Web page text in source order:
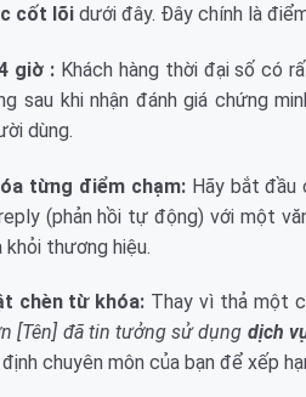
cốt lõi dưới đây. Đây chính là
giờ : Khách hàng thời đại số có
sau khi nhận đánh giá chứng
dùng.
từng điểm chạm:Hãy bắt đầu
(phản hồi tự động) với một
khỏi thương hiệu.
chèn từ khóa: Thay vì thả một
[Tên] đã tin tưởng sử dụng dịch
chuyên môn của bạn để xếp